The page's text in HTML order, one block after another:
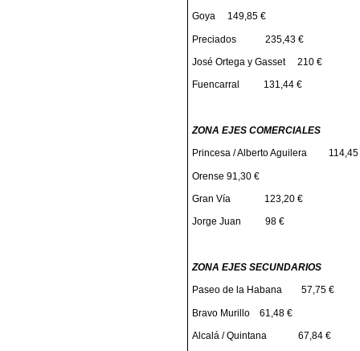
Goya 149,85 €
Preciados 235,43 €
José Ortega y Gasset210 €
Fuencarral 131,44 €
ZONA EJES COMERCIALES
Princesa / Alberto Aguilera 114,45
Orense 91,30 €
Gran Vía 123,20 €
Jorge Juan 98 €
ZONA EJES SECUNDARIOS
Paseo de la Habana 57,75 €
Bravo Murillo 61,48 €
Alcalá / Quintana 67,84 €